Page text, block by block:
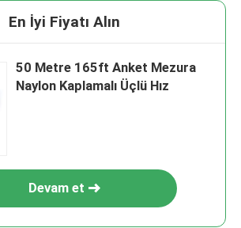
En İyi Fiyatı Alın
50 Metre 165ft Anket Mezura
Naylon Kaplamalı Üçlü Hız
Devam et